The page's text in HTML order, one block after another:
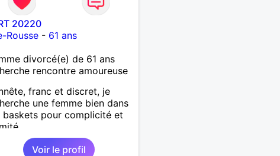
20220
Rousse - 61 ans
divorcé(e) de 61 ans
rencontre amoureuse
franc et discret, je
une femme bien dans
baskets pour complicité et
Voir le profil